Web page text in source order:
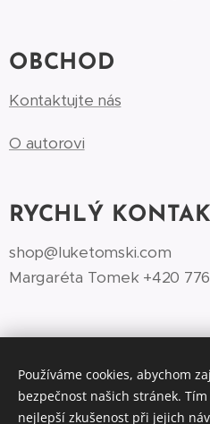
OBCHOD
Kontaktujte nás
O autorovi
RYCHLÝ
shop@luketomski.com
Margaréta Tomek +420 776
©Luke Tomski
Používáme cookies, abychom
bezpečnost našich stránek.
nejlepší zkušenost při jejich